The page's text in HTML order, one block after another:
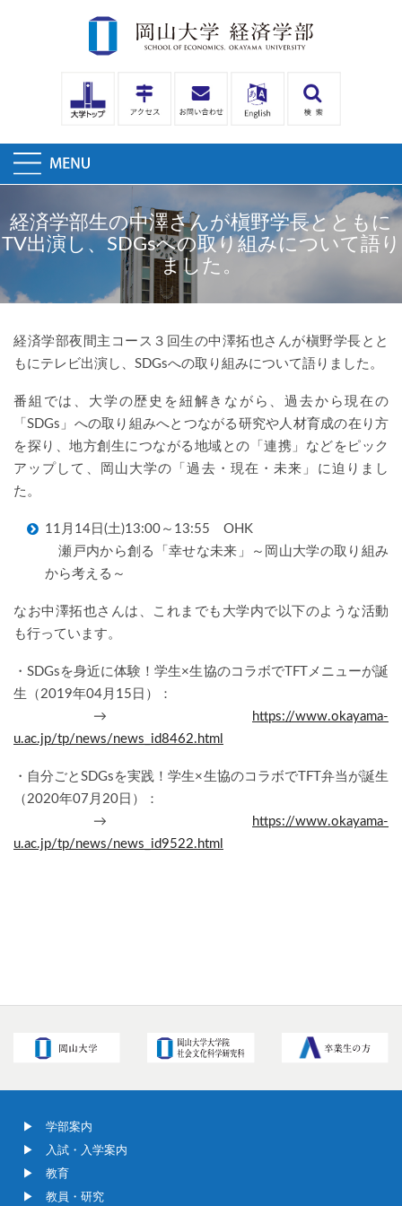
経済学部生の中澤さんが槇野学長とともに
TV出演し、SDGsへの取り組みについて語り
ました。
経済学部夜間主コース３回生の中澤拓也さんが槇野学長とと
もにテレビ出演し、SDGsへの取り組みについて語りました。
番組では、大学の歴史を紐解きながら、過去から現在の
「SDGs」への取り組みへとつながる研究や人材育成の在り方
を探り、地方創生につながる地域との「連携」などをピック
アップして、岡山大学の「過去・現在・未来」に迫りまし
た。
11月14日(土)13:00～13:55 OHK
瀬戸内から創る「幸せな未来」～岡山大学の取り組み
から考える～
なお中澤拓也さんは、これまでも大学内で以下のような活動
も行っています。
・SDGsを身近に体験！学生×生協のコラボでTFTメニューが誕
生（2019年04月15日）：
→
https://www.okayama-
u.ac.jp/tp/news/news_id8462.html
・自分ごとSDGsを実践！学生×生協のコラボでTFT弁当が誕生
（2020年07月20日）：
→
https://www.okayama-
u.ac.jp/tp/news/news_id9522.html
学部案内
入試・入学案内
教育
教員・研究